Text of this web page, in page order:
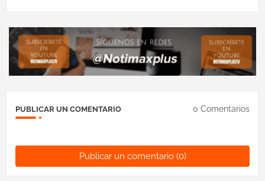
PUBLICAR UN COMENTARIO 0 Comentarios
Publicar un comentario (0)